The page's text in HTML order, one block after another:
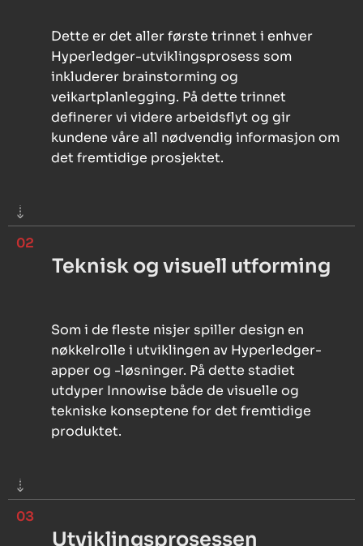
Dette er det aller første trinnet i enhver
Hyperledger-utviklingsprosess som
inkluderer brainstorming og
veikartplanlegging. På dette trinnet
definerer vi videre arbeidsflyt og gir
kundene våre all nødvendig informasjon om
det fremtidige prosjektet.
02
Teknisk og visuell utforming
Som i de fleste nisjer spiller design en
nøkkelrolle i utviklingen av Hyperledger-
apper og -løsninger. På dette stadiet
utdyper Innowise både de visuelle og
tekniske konseptene for det fremtidige
produktet.
03
Utviklingsprosessen